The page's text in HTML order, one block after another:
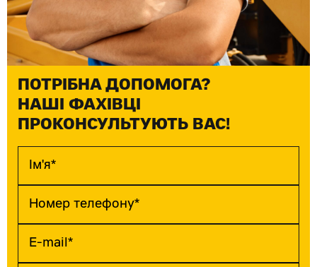
ПОТРІБНА ДОПОМОГА?
НАШІ ФАХІВЦІ
ПРОКОНСУЛЬТУЮТЬ ВАС!